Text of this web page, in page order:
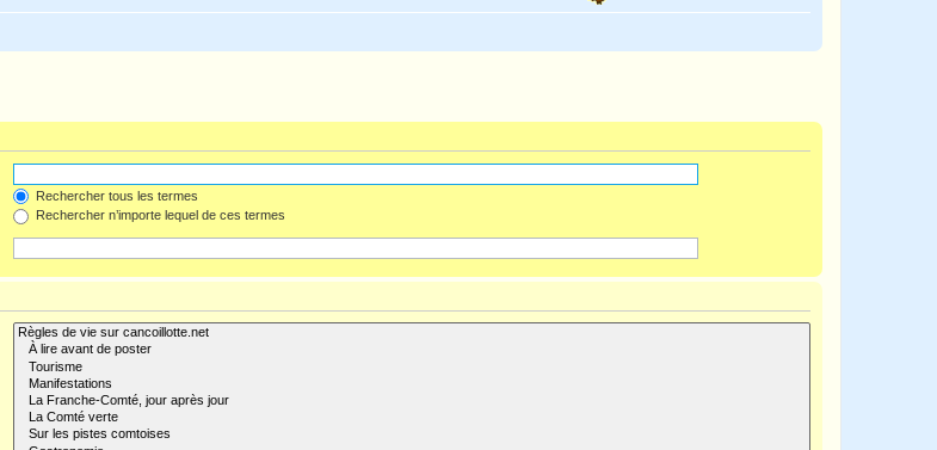
Rechercher tous les termes
Rechercher n’importe lequel de ces termes